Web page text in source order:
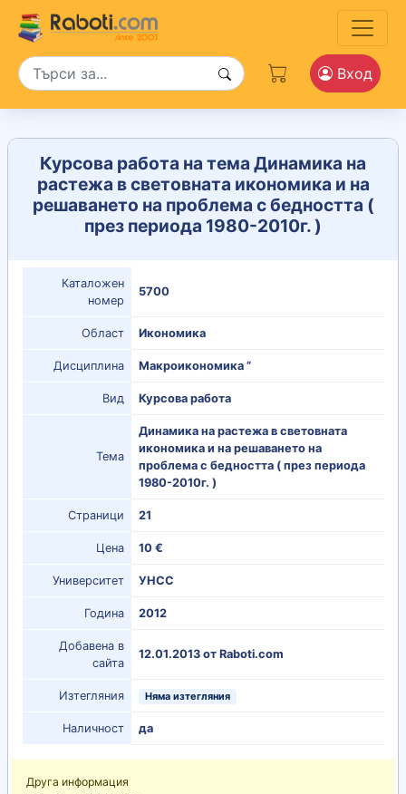
Вход
Курсова работа на тема Динамика на
растежа в световната икономика и на
решаването на проблема с бедността (
през периода 1980-2010г. )
Каталожен
номер
5700
Област Икономика
Дисциплина Макроикономика ”
Вид Курсова работа
Тема
Динамика на растежа в световната
икономика и на решаването на
проблема с бедността ( през периода
1980-2010г. )
Страници 21
Цена 10 €
Университет УНСС
Година 2012
Добавена в
сайта
12.01.2013 от Raboti.com
Изтегляния Няма изтегляния
Наличност да
Друга информация